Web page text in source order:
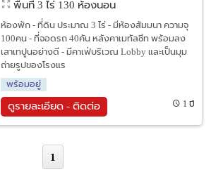
พื้นที่ 3 ไร่ 130 ห้องนอน
ห้องพัก - ที่ดิน ประมาณ 3 ไร่ - มีห้องสัมมนา ความจุ
100คน - ที่จอดรถ 40คัน หลังคาเมทัลชีท พร้อมลง
เสาเทปูนอย่างดี - มีคาเฟ่บริเวณ Lobby และเป็นมุม
ถ่ายรูปของโรงแร
พร้อมอยู่
ดูรายละเอียด - ติดต่อ 1 ปี
1